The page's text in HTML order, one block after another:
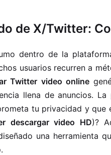
de X/Twitter:
dentro de la
usuarios recurren a
Twitter video online
llena de anuncios.
tu privacidad y que
descargar video HD)?
una herramienta